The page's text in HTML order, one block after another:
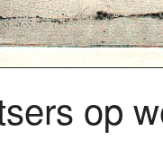
op